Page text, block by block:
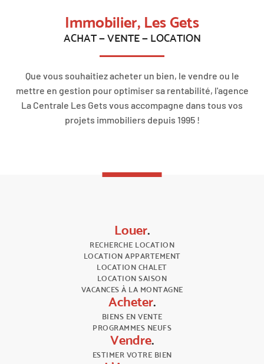
Immobilier, Les Gets
ACHAT — VENTE — LOCATION
Que vous souhaitiez acheter un bien, le vendre ou le
mettre en gestion pour optimiser sa rentabilité, l'agence
La Centrale Les Gets vous accompagne dans tous vos
projets immobiliers depuis 1995 !
Louer.
RECHERCHE LOCATION
LOCATION APPARTEMENT
LOCATION CHALET
LOCATION SAISON
VACANCES À LA MONTAGNE
Acheter.
BIENS EN VENTE
PROGRAMMES NEUFS
Vendre.
ESTIMER VOTRE BIEN